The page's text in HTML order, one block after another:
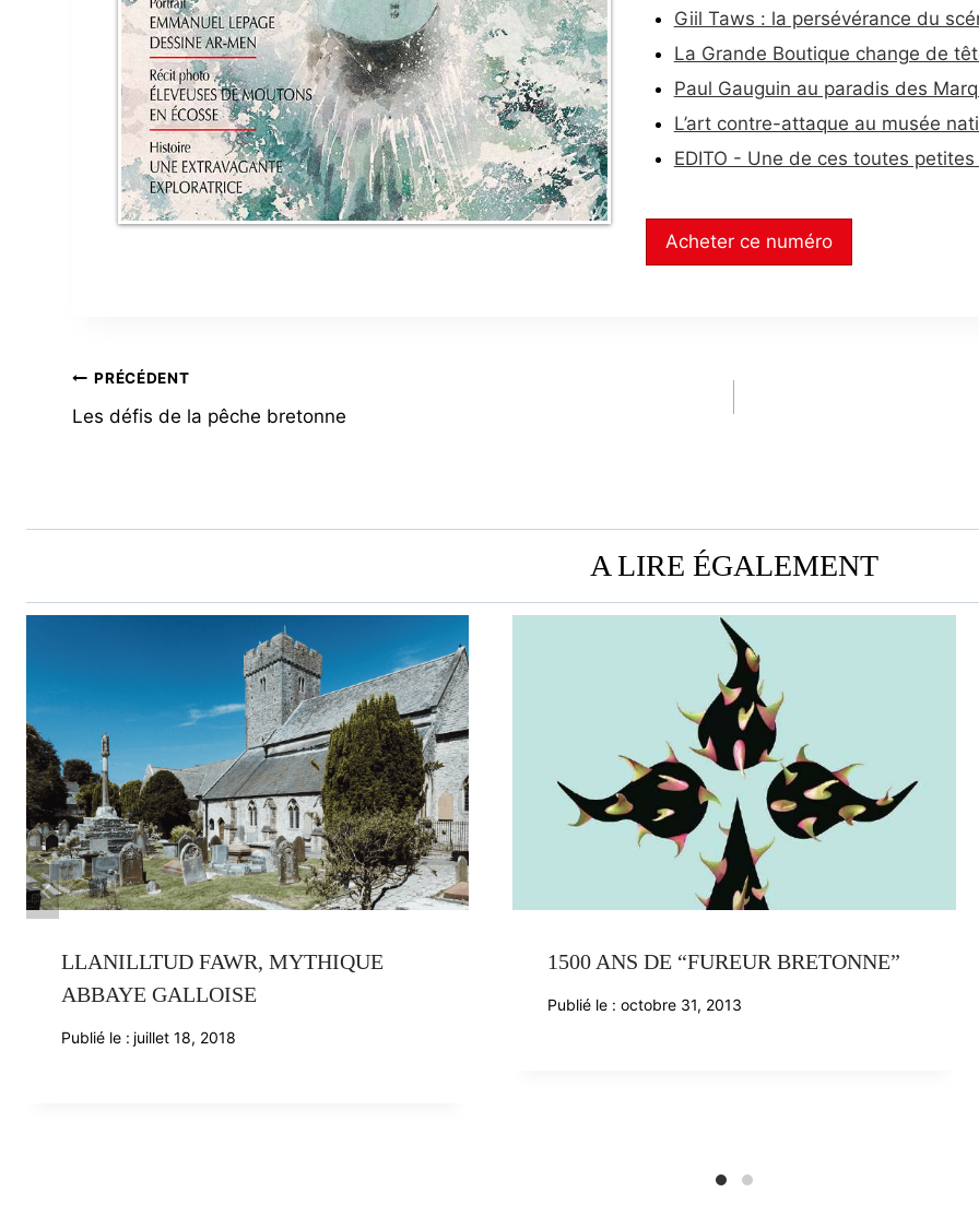
Giil Taws : la persévérance du
La Grande Boutique change de
Paul Gauguin au paradis des
L’art contre-attaque au musée
EDITO - Une de ces toutes
Acheter ce numéro
NAVIGATION
DE
PRÉCÉDENT
Les défis de la pêche bretonne
A LIRE ÉGALEMENT
LLANILLTUD FAWR, MYTHIQUE
ABBAYE GALLOISE
Publié le : juillet 18, 2018
1500 ANS DE “FUREUR BRETONNE”
Publié le : octobre 31, 2013